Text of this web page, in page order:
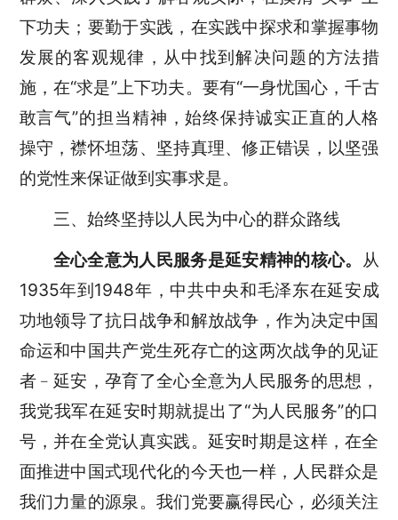
下功夫；要勤于实践，在实践中探求和掌握事物
发展的客观规律，从中找到解决问题的方法措
施，在“求是”上下功夫。要有“一身忧国心，千古
敢言气”的担当精神，始终保持诚实正直的人格
操守，襟怀坦荡、坚持真理、修正错误，以坚强
的党性来保证做到实事求是。
三、始终坚持以人民为中心的群众路线
全心全意为人民服务是延安精神的核心。
从
1935年到1948年，中共中央和毛泽东在延安成
功地领导了抗日战争和解放战争，作为决定中国
命运和中国共产党生死存亡的这两次战争的见证
者﹣延安，孕育了全心全意为人民服务的思想，
我党我军在延安时期就提出了“为人民服务”的口
号，并在全党认真实践。延安时期是这样，在全
面推进中国式现代化的今天也一样，人民群众是
我们力量的源泉。我们党要赢得民心，必须关注